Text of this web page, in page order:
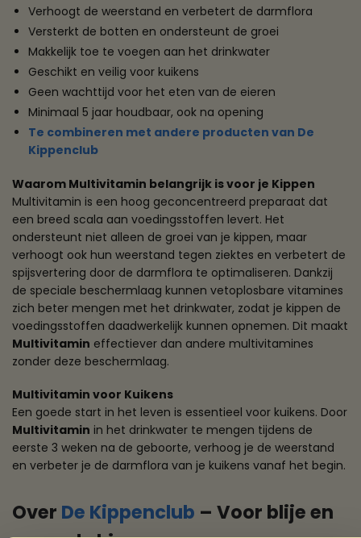
Verhoogt de weerstand en verbetert de darmflora
Versterkt de botten en ondersteunt de groei
Makkelijk toe te voegen aan het drinkwater
Geschikt en veilig voor kuikens
Geen wachttijd voor het eten van de eieren
Minimaal 5 jaar houdbaar, ook na opening
Te combineren met andere producten van De
Kippenclub
Waarom Multivitamin belangrijk is voor je Kippen
Multivitamin is een hoog geconcentreerd preparaat dat
een breed scala aan voedingsstoffen levert. Het
ondersteunt niet alleen de groei van je kippen, maar
verhoogt ook hun weerstand tegen ziektes en verbetert de
spijsvertering door de darmflora te optimaliseren. Dankzij
de speciale beschermlaag kunnen vetoplosbare vitamines
zich beter mengen met het drinkwater, zodat je kippen de
voedingsstoffen daadwerkelijk kunnen opnemen. Dit maakt
Multivitamin effectiever dan andere multivitamines
zonder deze beschermlaag.
Multivitamin voor Kuikens
Een goede start in het leven is essentieel voor kuikens. Door
Multivitamin in het drinkwater te mengen tijdens de
eerste 3 weken na de geboorte, verhoog je de weerstand
en verbeter je de darmflora van je kuikens vanaf het begin.
Over De Kippenclub – Voor blije en